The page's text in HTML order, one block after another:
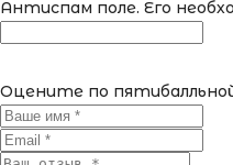
Антиспам поле. Его
Оцените по